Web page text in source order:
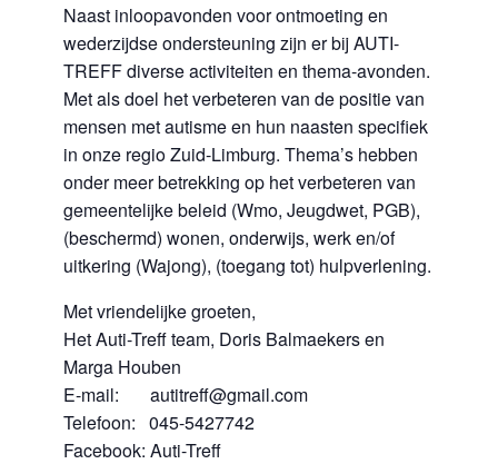
Naast inloopavonden voor ontmoeting en
wederzijdse ondersteuning zijn er bij AUTI-
TREFF diverse activiteiten en thema-avonden.
Met als doel het verbeteren van de positie van
mensen met autisme en hun naasten specifiek
in onze regio Zuid-Limburg. Thema’s hebben
onder meer betrekking op het verbeteren van
gemeentelijke beleid (Wmo, Jeugdwet, PGB),
(beschermd) wonen, onderwijs, werk en/of
uitkering (Wajong), (toegang tot) hulpverlening.
Met vriendelijke groeten,
Het Auti-Treff team, Doris Balmaekers en
Marga Houben
E-mail: autitreff@gmail.com
Telefoon: 045-5427742
Facebook: Auti-Treff